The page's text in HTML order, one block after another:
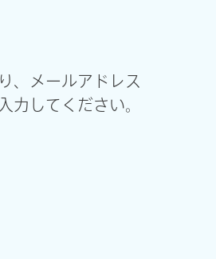
、メールアドレス
力してください。